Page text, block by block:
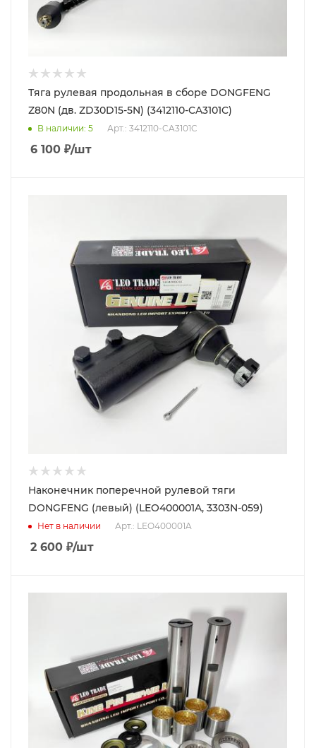
Тяга рулевая продольная в сборе DONGFENG
Z80N (дв. ZD30D15-5N) (3412110-CA3101C)
В наличии: 5 Арт.: 3412110-CA3101C
6 100 ₽/шт
Наконечник поперечной рулевой тяги
DONGFENG (левый) (LEO400001A, 3303N-059)
Нет в наличии Арт.: LEO400001A
2 600 ₽/шт